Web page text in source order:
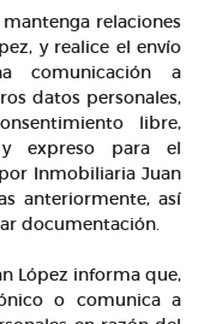
relaciones
y realice el envío
comunicación a
datos personales,
libre,
y expreso para el
Inmobiliaria Juan
anteriormente, así
documentación.
López informa que,
o comunica a